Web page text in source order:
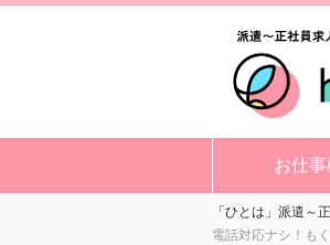
お仕
「ひとは」派遣～
電話対応ナシ！も